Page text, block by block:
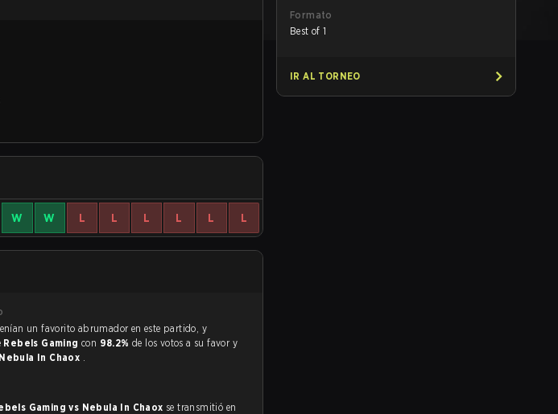
W W L L L L L L
Rebels Gaming con 98.2% de los votos a su favor y
Nebula In Chaox .
Gaming vs Nebula In Chaox se transmitió en
Formato
Best of 1
IR AL TORNEO